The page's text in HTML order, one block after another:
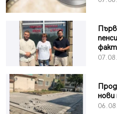
факт
нови